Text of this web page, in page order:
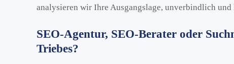
analysieren wir Ihre Ausgangslage, unverbindlich und
SEO-Agentur, SEO-Berater oder
Triebes?